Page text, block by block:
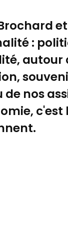
:
autour
de nos
c'est